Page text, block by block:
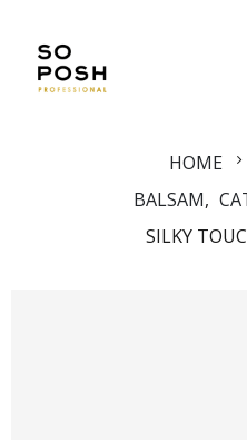
HOME
BALSAM,
SILKY